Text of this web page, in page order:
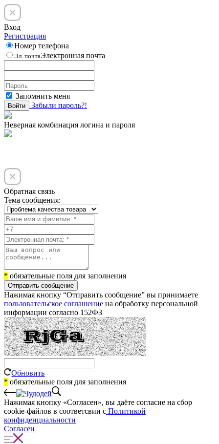
Вход
Регистрация
Номер телефона
Эл. почтаЭлектронная почта
Запомнить меня
Войти Забыли пароль?!
Неверная комбинация логина и пароля
Обратная связь
Тема сообщения:
* обязательные поля для заполнения
Отправить сообщение
Нажимая кнопку “Отправить сообщение” вы принимаете
пользовательское соглашение на обработку персональной
информации согласно 152ФЗ
Обновить
* обязательные поля для заполнения
Нажимая кнопку «Согласен», вы даёте cогласие на сбор
cookie-файлов в соответсвии с Политикой
конфиденциальности
Согласен